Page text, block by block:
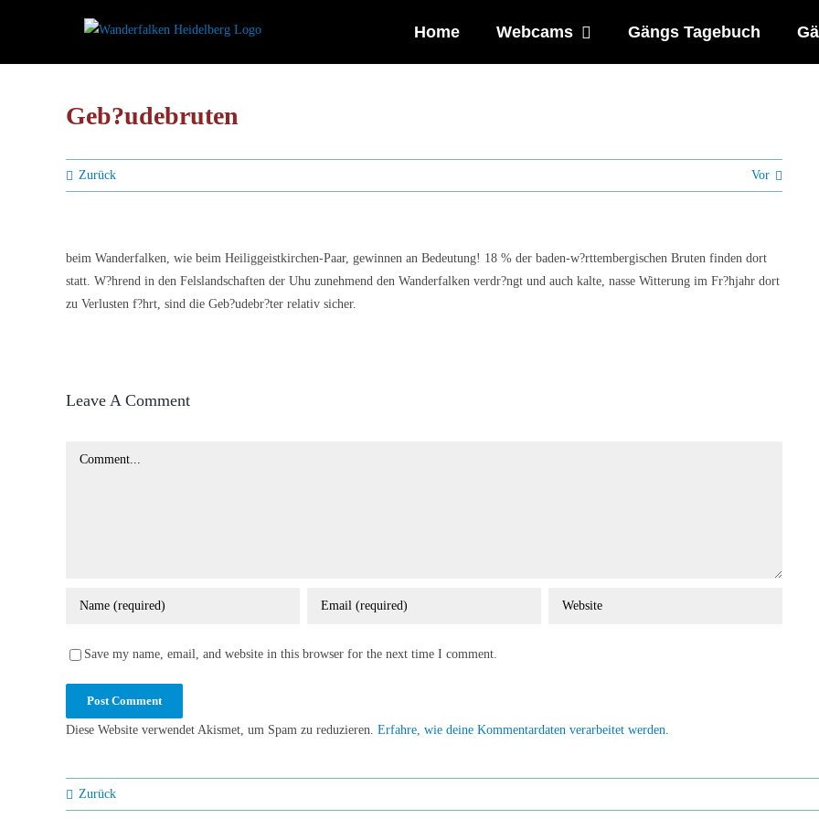
Home Webcams Gängs Tagebuch
Geb?udebruten
Zurück Vor
beim Wanderfalken, wie beim Heiliggeistkirchen-Paar, gewinnen an Bedeutung! 18 % der baden-w?rttembergischen Bruten finden dort
statt. W?hrend in den Felslandschaften der Uhu zunehmend den Wanderfalken verdr?ngt und auch kalte, nasse Witterung im Fr?hjahr dort
zu Verlusten f?hrt, sind die Geb?udebr?ter relativ sicher.
Leave A Comment
Comment
Save my name, email, and website in this browser for the next time I comment.
Diese Website verwendet Akismet, um Spam zu reduzieren. Erfahre, wie deine Kommentardaten verarbeitet werden.
Zurück